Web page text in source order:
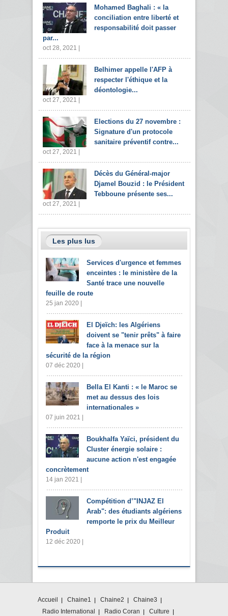
Mohamed Baghali : « la
conciliation entre liberté et
responsabilité doit passer
par...
oct 28, 2021 |
Belhimer appelle l'AFP à
respecter l'éthique et la
déontologie...
oct 27, 2021 |
Elections du 27 novembre :
Signature d'un protocole
sanitaire préventif contre...
oct 27, 2021 |
Décès du Général-major
Djamel Bouzid : le Président
Tebboune présente ses...
oct 27, 2021 |
Les plus lus
Services d'urgence et femmes
enceintes : le ministère de la
Santé trace une nouvelle
feuille de route
25 jan 2020 |
El Djeïch: les Algériens
doivent se "tenir prêts" à faire
face à la menace sur la
sécurité de la région
07 déc 2020 |
Bella El Kanti : « le Maroc se
met au dessus des lois
internationales »
07 juin 2021 |
Boukhalfa Yaïci, président du
Cluster énergie solaire :
aucune action n'est engagée
concrètement
14 jan 2021 |
Compétition d’"INJAZ El
Arab": des étudiants algériens
remporte le prix du Meilleur
Produit
12 déc 2020 |
Accueil Chaine1 Chaine2
Chaine3
Radio International
Radio Coran Culture